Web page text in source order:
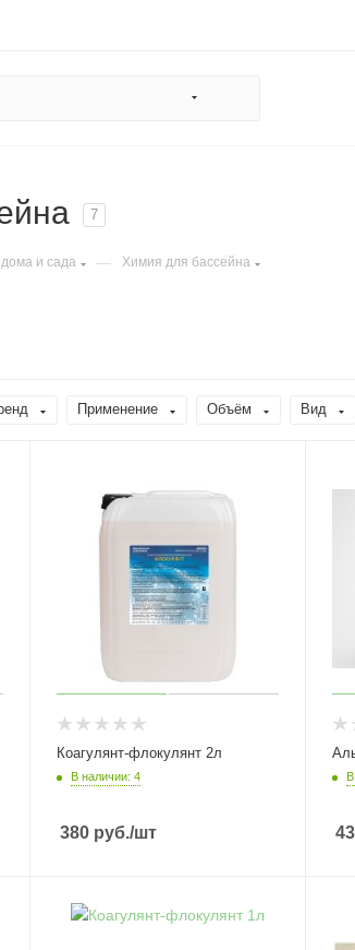
7
и сада — Химия для бассейна
Применение Объём Вид
Коагулянт-флокулянт 2л
В наличии: 4
380 руб./шт